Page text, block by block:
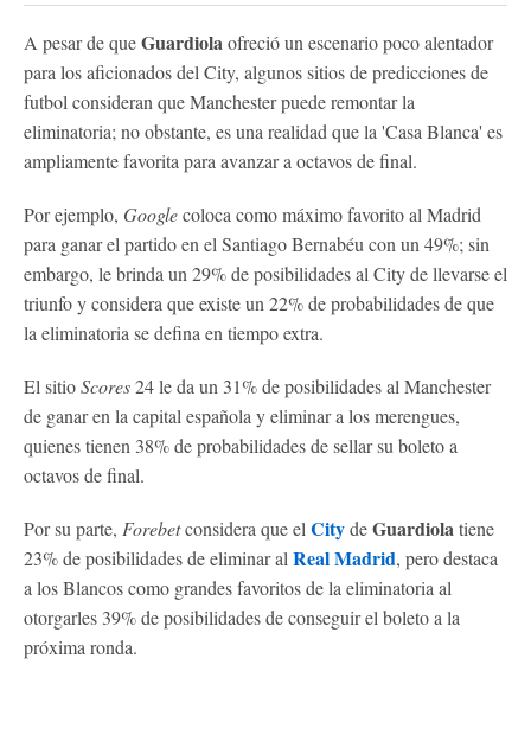
A pesar de queGuardiolaofreció un escenario poco alentador
para los aficionados del City, algunos sitios de predicciones de
futbol consideran que Manchester puede remontar la
eliminatoria; no obstante, es una realidad que la 'Casa Blanca' es
ampliamente favorita para avanzar a octavos de final.
Por ejemplo, Googlecoloca como máximo favorito al Madrid
para ganar el partido en el Santiago Bernabéu con un 49%; sin
embargo, le brinda un 29% de posibilidades al City de llevarse el
triunfo y considera que existe un 22% de probabilidades de que
la eliminatoria se defina en tiempo extra.
El sitioScores24 le da un 31% de posibilidades al Manchester
de ganar en la capital española y eliminar a los merengues,
quienes tienen 38% de probabilidades de sellar su boleto a
octavos de final.
Por su parte, Forebetconsidera que el CitydeGuardiolatiene
23% de posibilidades de eliminar al Real Madrid, pero destaca
a los Blancos como grandes favoritos de la eliminatoria al
otorgarles 39% de posibilidades de conseguir el boleto a la
próxima ronda.